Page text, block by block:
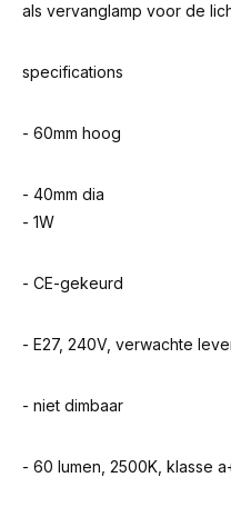
als vervanglamp voor de
specifications
- 60mm hoog
- 40mm dia
- 1W
- CE-gekeurd
- E27, 240V, verwachte
- niet dimbaar
- 60 lumen, 2500K, klasse